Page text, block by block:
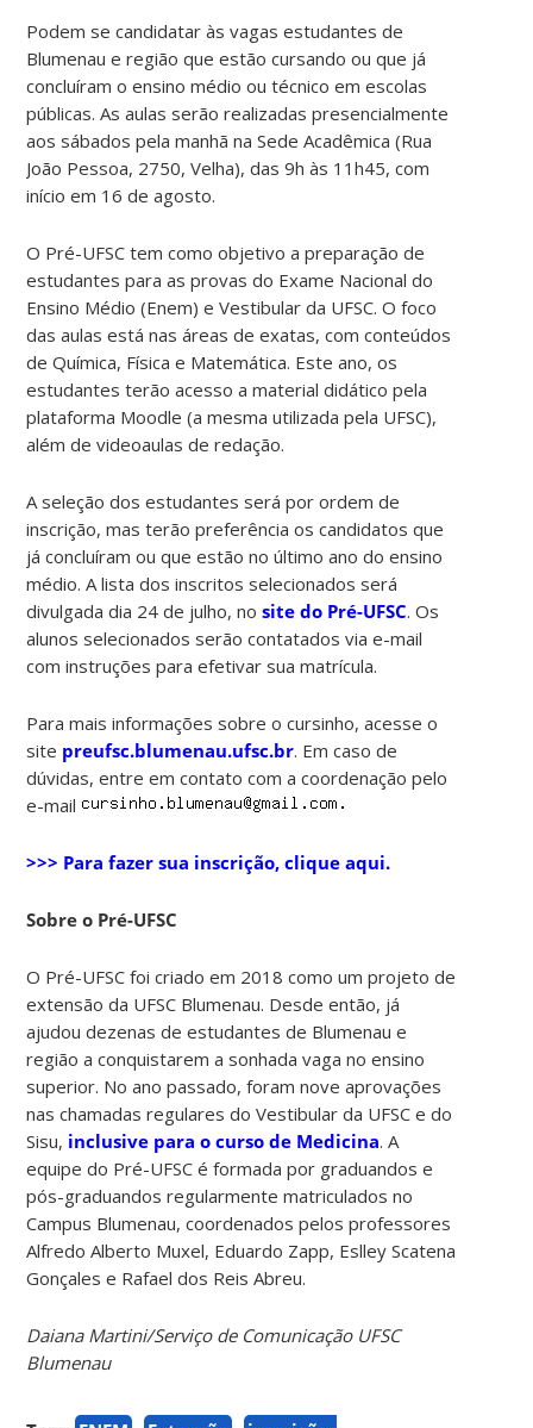
Podem se candidatar às vagas estudantes de
Blumenau e região que estão cursando ou que já
concluíram o ensino médio ou técnico em escolas
públicas. As aulas serão realizadas presencialmente
aos sábados pela manhã na Sede Acadêmica (Rua
João Pessoa, 2750, Velha), das 9h às 11h45, com
início em 16 de agosto.
O Pré-UFSC tem como objetivo a preparação de
estudantes para as provas do Exame Nacional do
Ensino Médio (Enem) e Vestibular da UFSC. O foco
das aulas está nas áreas de exatas, com conteúdos
de Química, Física e Matemática. Este ano, os
estudantes terão acesso a material didático pela
plataforma Moodle (a mesma utilizada pela UFSC),
além de videoaulas de redação.
A seleção dos estudantes será por ordem de
inscrição, mas terão preferência os candidatos que
já concluíram ou que estão no último ano do ensino
médio. A lista dos inscritos selecionados será
divulgada dia 24 de julho, nosite do Pré-UFSC. Os
alunos selecionados serão contatados via e-mail
com instruções para efetivar sua matrícula.
Para mais informações sobre o cursinho, acesse o
site preufsc.blumenau.ufsc.br. Em caso de
dúvidas, entre em contato com a coordenação pelo
e-mail
>>> Para fazer sua inscrição, clique aqui.
Sobre o Pré-UFSC
O Pré-UFSC foi criado em 2018 como um projeto de
extensão da UFSC Blumenau. Desde então, já
ajudou dezenas de estudantes de Blumenau e
região a conquistarem a sonhada vaga no ensino
superior. No ano passado, foram nove aprovações
nas chamadas regulares do Vestibular da UFSC e do
Sisu, inclusive para o curso de Medicina. A
equipe do Pré-UFSC é formada por graduandos e
pós-graduandos regularmente matriculados no
Campus Blumenau, coordenados pelos professores
Alfredo Alberto Muxel, Eduardo Zapp, Eslley Scatena
Gonçales e Rafael dos Reis Abreu.
Daiana Martini/Serviço de Comunicação UFSC
Blumenau